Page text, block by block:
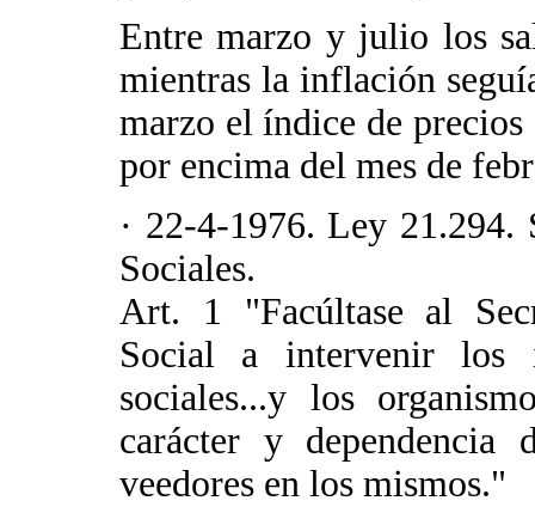
Entre marzo y julio los
mientras la inflación
marzo el índice de
por encima del mes de
· 22-4-1976. Ley
Sociales.
Art. 1 "Facúltase al
Social a intervenir los
sociales...y los
carácter y
veedores en los mismos."